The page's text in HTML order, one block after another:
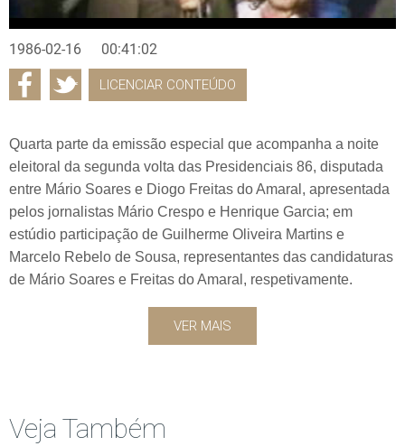
1986-02-16 00:41:02
LICENCIAR CONTEÚDO
Quarta parte da emissão especial que acompanha a noite
eleitoral da segunda volta das Presidenciais 86, disputada
entre Mário Soares e Diogo Freitas do Amaral, apresentada
pelos jornalistas Mário Crespo e Henrique Garcia; em
estúdio participação de Guilherme Oliveira Martins e
Marcelo Rebelo de Sousa, representantes das candidaturas
de Mário Soares e Freitas do Amaral, respetivamente.
VER MAIS
Veja Também